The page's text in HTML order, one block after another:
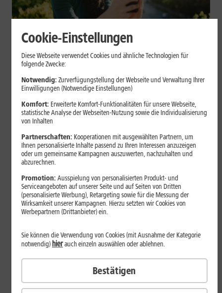
Datenvolumen sparen: Praktische
Tipps für Dein Smartphone
Videos, Social Media, Cloud-Backups und App-Updates können
Dein mobiles Datenvolumen schnell belasten. Mit einigen
Verbrauch begrenzen.
Mehr erfahren
Cookie-Einstellungen
Diese Webseite verwendet Cookies und ähnliche Technologien für
folgende Zwecke:
Notwendig: Zurverfügungstellung der Webseite und Verwaltung Ihrer
Einwilligungen (Notwendige Einstellungen)
Komfort: Erweiterte Komfort-Funktionalitäten für unsere Webseite,
statistische Analyse der Webseiten-Nutzung sowie die Individualisierung
von Inhalten
Partnerschaften: Kooperationen mit ausgewählten Partnern, um
Ihnen personalisierte Inhalte passend zu Ihren Interessen anzuzeigen
oder um gemeinsame Kampagnen auszuwerten, nachzuhalten und
abzurechnen.
Promotion: Ausspielung von personalisierten Produkt- und
Serviceangeboten auf unserer Seite und auf Seiten von Dritten
(personalisierte Werbung), Retargeting sowie für die Messung der
Wirksamkeit unserer Kampagnen. Hierzu setzten wir Cookies von
Werbepartnern (Drittanbieter) ein.
Sie können die Verwendung von Cookies (mit Ausnahme der Kategorie
notwendig) hierauch einzeln auswählen oder ablehnen.
Bestätigen